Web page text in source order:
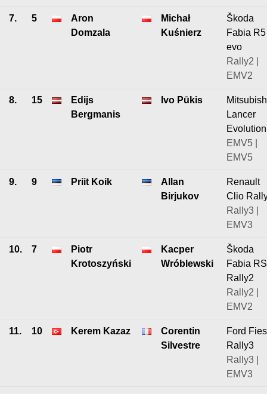
7. 5
Aron
Domzala
Michał
Kuśnierz
Škoda
Fabia R5
evo
Rally2 |
EMV2
8. 15
Edijs
Bergmanis
Ivo Pūkis
Lancer
EMV5 |
EMV5
9. 9 Priit Koik
Allan
Birjukov
Renault
Clio
Rally3 |
EMV3
10. 7
Piotr
Krotoszyński
Kacper
Wróblewski
Škoda
Fabia RS
Rally2
Rally2 |
EMV2
11. 10 Kerem Kazaz
Corentin
Silvestre
Ford
Rally3
Rally3 |
EMV3